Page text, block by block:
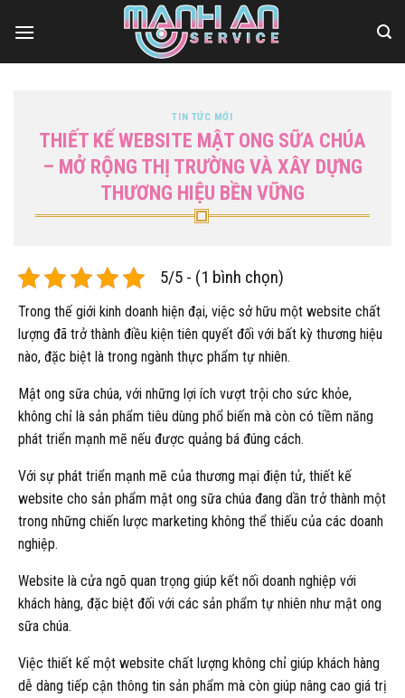
qua
TIN TỨC MỚI
THIẾT KẾ WEBSITE MẬT ONG SỮA CHÚA
– MỞ RỘNG THỊ TRƯỜNG VÀ XÂY DỰNG
THƯƠNG HIỆU BỀN VỮNG
5/5 - (1 bình chọn)
Trong thế giới kinh doanh hiện đại, việc sở hữu một website chất
lượng đã trở thành điều kiện tiên quyết đối với bất kỳ thương hiệu
nào, đặc biệt là trong ngành thực phẩm tự nhiên.
Mật ong sữa chúa, với những lợi ích vượt trội cho sức khỏe,
không chỉ là sản phẩm tiêu dùng phổ biến mà còn có tiềm năng
phát triển mạnh mẽ nếu được quảng bá đúng cách.
Với sự phát triển mạnh mẽ của thương mại điện tử, thiết kế
website cho sản phẩm mật ong sữa chúa đang dần trở thành một
trong những chiến lược marketing không thể thiếu của các doanh
nghiệp.
Website là cửa ngõ quan trọng giúp kết nối doanh nghiệp với
khách hàng, đặc biệt đối với các sản phẩm tự nhiên như mật ong
sữa chúa.
Việc thiết kế một website chất lượng không chỉ giúp khách hàng
dễ dàng tiếp cận thông tin sản phẩm mà còn giúp nâng cao giá trị